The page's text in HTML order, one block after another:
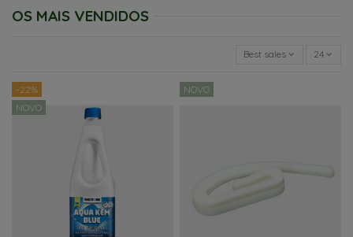
OS MAIS VENDIDOS
Best sales 24
-22%
NOVO
NOVO